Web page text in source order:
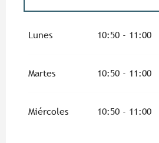
Lunes 10:50 - 11:00
Martes 10:50 - 11:00
Miércoles 10:50 - 11:00